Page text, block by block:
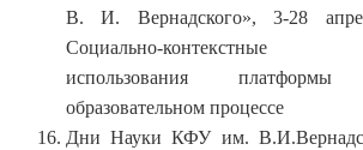
В. И. Вернадского», 3-28
Социально-контекстные
использования
образовательном процессе
Дни Науки КФУ им.